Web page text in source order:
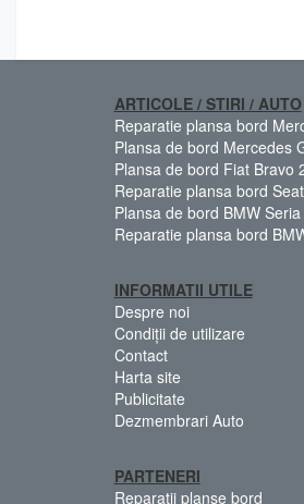
ARTICOLE / STIRI / AUTO
Reparatie plansa bord
Plansa de bord Mercedes
Plansa de bord Fiat Bravo
Reparatie plansa bord
Plansa de bord BMW
Reparatie plansa bord
INFORMATII UTILE
Despre noi
Condiții de utilizare
Contact
Harta site
Publicitate
Dezmembrari Auto
PARTENERI
Reparatii planse bord